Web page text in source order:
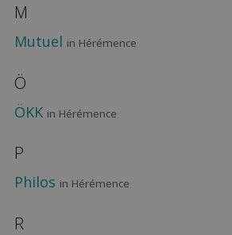
M
Mutuel in Hérémence
Ö
ÖKK in Hérémence
P
Philos in Hérémence
R